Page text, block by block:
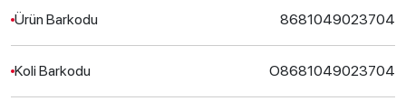
Ürün Barkodu 8681049023704
Koli Barkodu O8681049023704